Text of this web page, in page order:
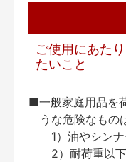
ご使用にあた
たいこと
■一般家庭用品を
うな危険なもの
1）油やシン
2）耐荷重以